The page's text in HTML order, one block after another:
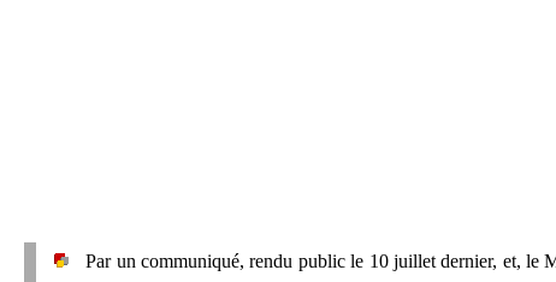
Par un communiqué, rendu public le 10 juillet dernier, et, le